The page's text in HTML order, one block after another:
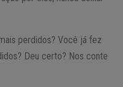
perdidos? Você já fez
Deu certo? Nos conte